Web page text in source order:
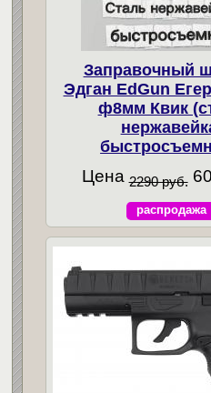
Заправочный
Эдган EdGun
ф8мм Квик
Цена 2290 руб.
распродажа